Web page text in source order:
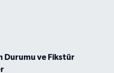
Durumu ve Fikstür